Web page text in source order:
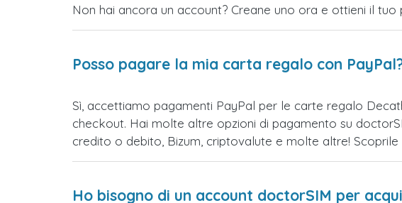
Non hai ancora un account? Creane uno ora e ottieni il
Posso pagare la mia carta regalo con
Sì, accettiamo pagamenti PayPal per le carte regalo
checkout. Hai molte altre opzioni di pagamento su
credito o debito, Bizum, criptovalute e molte altre!
Ho bisogno di un account doctorSIM per